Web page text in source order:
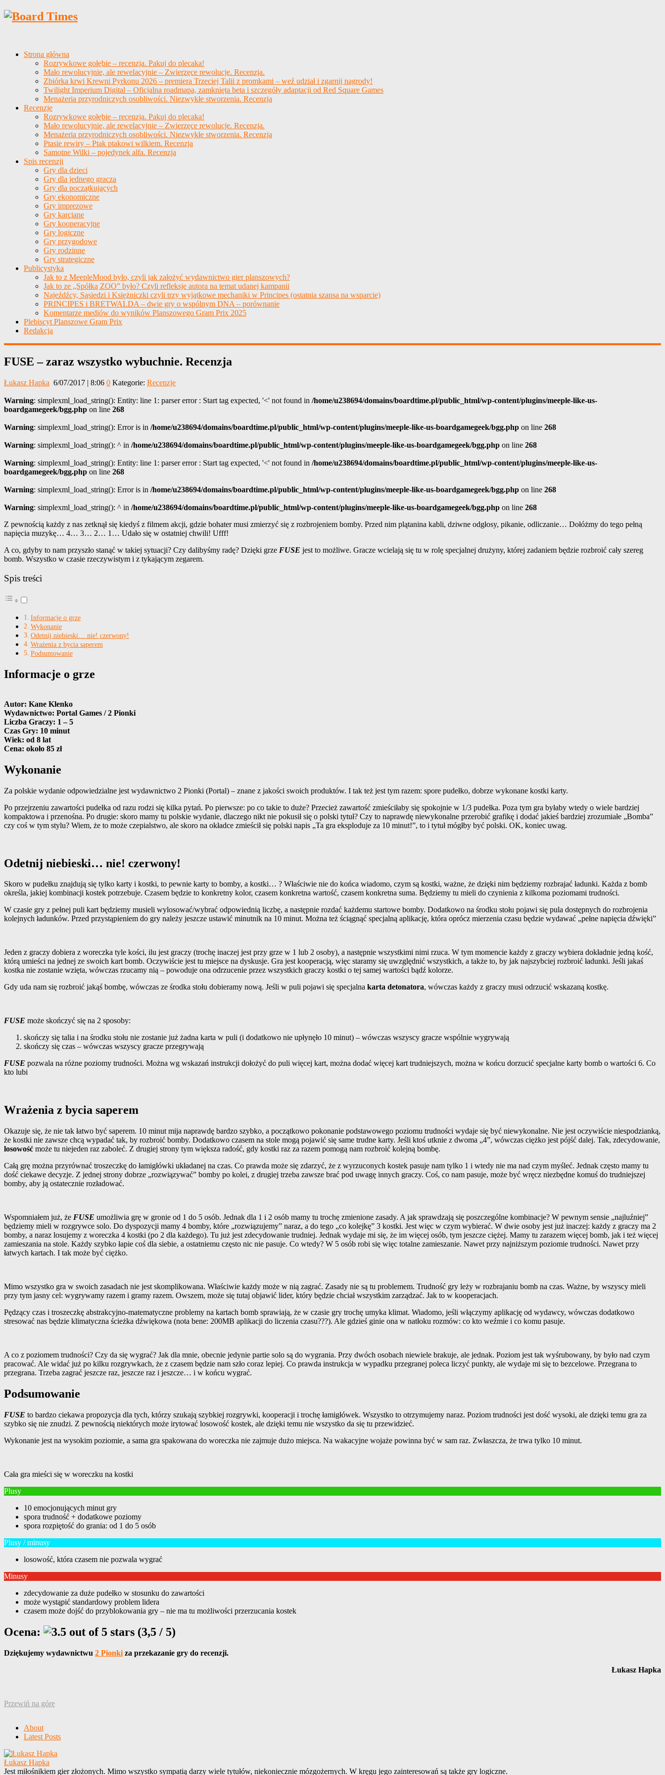
Strona główna
Rozrywkowe gołębie – recenzja. Pakuj do plecaka!
Mało rewolucyjnie, ale rewelacyjnie – Zwierzęce rewolucje. Recenzja.
Zbiórka krwi Krewni Pyrkonu 2026 – premiera Trzeciej Talii z promkami – weź udział i zgarnij nagrody!
Twilight Imperium Digital – Oficjalna roadmapa, zamknięta beta i szczegóły adaptacji od Red Square Games
Menażeria przyrodniczych osobliwości. Niezwykłe stworzenia. Recenzja
Recenzje
Rozrywkowe gołębie – recenzja. Pakuj do plecaka!
Mało rewolucyjnie, ale rewelacyjnie – Zwierzęce rewolucje. Recenzja.
Menażeria przyrodniczych osobliwości. Niezwykłe stworzenia. Recenzja
Ptasie rewiry – Ptak ptakowi wilkiem. Recenzja
Samotne Wilki – pojedynek alfa. Recenzja
Spis recenzji
Gry dla dzieci
Gry dla jednego gracza
Gry dla początkujących
Gry ekonomiczne
Gry imprezowe
Gry karciane
Gry kooperacyjne
Gry logiczne
Gry przygodowe
Gry rodzinne
Gry strategiczne
Publicystyka
Jak to z MeepleMood było, czyli jak założyć wydawnictwo gier planszowych?
Jak to ze „Spółką ZOO” było? Czyli refleksje autora na temat udanej kampanii
Najeźdźcy, Sąsiedzi i Księżniczki czyli trzy wyjątkowe mechaniki w Principes (ostatnia szansa na wsparcie)
PRINCIPES i BRETWALDA – dwie gry o wspólnym DNA – porównanie
Komentarze mediów do wyników Planszowego Gram Prix 2025
Plebiscyt Planszowe Gram Prix
Redakcja
FUSE – zaraz wszystko wybuchnie. Recenzja
Łukasz Hapka 6/07/2017 | 8:06 0 Kategorie: Recenzje
Warning: simplexml_load_string(): Entity: line 1: parser error : Start tag expected, '<' not found in /home/u238694/domains/boardtime.pl/public_html/wp-content/plugins/meeple-like-us-
boardgamegeek/bgg.php on line 268
Warning: simplexml_load_string(): Error is in /home/u238694/domains/boardtime.pl/public_html/wp-content/plugins/meeple-like-us-boardgamegeek/bgg.php on line 268
Warning: simplexml_load_string(): ^ in /home/u238694/domains/boardtime.pl/public_html/wp-content/plugins/meeple-like-us-boardgamegeek/bgg.php on line 268
Warning: simplexml_load_string(): Entity: line 1: parser error : Start tag expected, '<' not found in /home/u238694/domains/boardtime.pl/public_html/wp-content/plugins/meeple-like-us-
boardgamegeek/bgg.php on line 268
Warning: simplexml_load_string(): Error is in /home/u238694/domains/boardtime.pl/public_html/wp-content/plugins/meeple-like-us-boardgamegeek/bgg.php on line 268
Warning: simplexml_load_string(): ^ in /home/u238694/domains/boardtime.pl/public_html/wp-content/plugins/meeple-like-us-boardgamegeek/bgg.php on line 268
Z pewnością każdy z nas zetknął się kiedyś z filmem akcji, gdzie bohater musi zmierzyć się z rozbrojeniem bomby. Przed nim plątanina kabli, dziwne odgłosy, pikanie, odliczanie… Dołóżmy do tego pełną
napięcia muzykę… 4… 3… 2… 1… Udało się w ostatniej chwili! Ufff!
A co, gdyby to nam przyszło stanąć w takiej sytuacji? Czy dalibyśmy radę? Dzięki grze FUSE jest to możliwe. Gracze wcielają się tu w rolę specjalnej drużyny, której zadaniem będzie rozbroić cały szereg
bomb. Wszystko w czasie rzeczywistym i z tykającym zegarem.
Spis treści
Informacje o grze
Wykonanie
Odetnij niebieski… nie! czerwony!
Wrażenia z bycia saperem
Podsumowanie
Informacje o grze
Autor: Kane Klenko
Wydawnictwo: Portal Games / 2 Pionki
Liczba Graczy: 1 – 5
Czas Gry: 10 minut
Wiek: od 8 lat
Cena: około 85 zł
Wykonanie
Za polskie wydanie odpowiedzialne jest wydawnictwo 2 Pionki (Portal) – znane z jakości swoich produktów. I tak też jest tym razem: spore pudełko, dobrze wykonane kostki karty.
Po przejrzeniu zawartości pudełka od razu rodzi się kilka pytań. Po pierwsze: po co takie to duże? Przecież zawartość zmieściłaby się spokojnie w 1/3 pudełka. Poza tym gra byłaby wtedy o wiele bardziej
kompaktowa i przenośna. Po drugie: skoro mamy tu polskie wydanie, dlaczego nikt nie pokusił się o polski tytuł? Czy to naprawdę niewykonalne przerobić grafikę i dodać jakieś bardziej zrozumiałe „Bomba”
czy coś w tym stylu? Wiem, że to może czepialstwo, ale skoro na okładce zmieścił się polski napis „Ta gra eksploduje za 10 minut!”, to i tytuł mógłby być polski. OK, koniec uwag.
Odetnij niebieski… nie! czerwony!
Skoro w pudełku znajdują się tylko karty i kostki, to pewnie karty to bomby, a kostki… ? Właściwie nie do końca wiadomo, czym są kostki, ważne, że dzięki nim będziemy rozbrajać ładunki. Każda z bomb
określa, jakiej kombinacji kostek potrzebuje. Czasem będzie to konkretny kolor, czasem konkretna wartość, czasem konkretna suma. Będziemy tu mieli do czynienia z kilkoma poziomami trudności.
W czasie gry z pełnej puli kart będziemy musieli wylosować/wybrać odpowiednią liczbę, a następnie rozdać każdemu startowe bomby. Dodatkowo na środku stołu pojawi się pula dostępnych do rozbrojenia
kolejnych ładunków. Przed przystąpieniem do gry należy jeszcze ustawić minutnik na 10 minut. Można też ściągnąć specjalną aplikację, która oprócz mierzenia czasu będzie wydawać „pełne napięcia dźwięki”
Jeden z graczy dobiera z woreczka tyle kości, ilu jest graczy (trochę inaczej jest przy grze w 1 lub 2 osoby), a następnie wszystkimi nimi rzuca. W tym momencie każdy z graczy wybiera dokładnie jedną kość,
którą umieści na jednej ze swoich kart bomb. Oczywiście jest tu miejsce na dyskusje. Gra jest kooperacją, więc staramy się uwzględnić wszystkich, a także to, by jak najszybciej rozbroić ładunki. Jeśli jakaś
kostka nie zostanie wzięta, wówczas rzucamy nią – powoduje ona odrzucenie przez wszystkich graczy kostki o tej samej wartości bądź kolorze.
Gdy uda nam się rozbroić jakąś bombę, wówczas ze środka stołu dobieramy nową. Jeśli w puli pojawi się specjalna karta detonatora, wówczas każdy z graczy musi odrzucić wskazaną kostkę.
FUSE może skończyć się na 2 sposoby:
skończy się talia i na środku stołu nie zostanie już żadna karta w puli (i dodatkowo nie upłynęło 10 minut) – wówczas wszyscy gracze wspólnie wygrywają
skończy się czas – wówczas wszyscy gracze przegrywają
FUSE pozwala na różne poziomy trudności. Można wg wskazań instrukcji dołożyć do puli więcej kart, można dodać więcej kart trudniejszych, można w końcu dorzucić specjalne karty bomb o wartości 6. Co
kto lubi
Wrażenia z bycia saperem
Okazuje się, że nie tak łatwo być saperem. 10 minut mija naprawdę bardzo szybko, a początkowo pokonanie podstawowego poziomu trudności wydaje się być niewykonalne. Nie jest oczywiście niespodzianką,
że kostki nie zawsze chcą wypadać tak, by rozbroić bomby. Dodatkowo czasem na stole mogą pojawić się same trudne karty. Jeśli ktoś utknie z dwoma „4”, wówczas ciężko jest pójść dalej. Tak, zdecydowanie,
losowość może tu niejeden raz zaboleć. Z drugiej strony tym większa radość, gdy kostki raz za razem pomogą nam rozbroić kolejną bombę.
Całą grę można przyrównać troszeczkę do łamigłówki układanej na czas. Co prawda może się zdarzyć, że z wyrzuconych kostek pasuje nam tylko 1 i wtedy nie ma nad czym myśleć. Jednak często mamy tu
dość ciekawe decyzje. Z jednej strony dobrze „rozwiązywać” bomby po kolei, z drugiej trzeba zawsze brać pod uwagę innych graczy. Coś, co nam pasuje, może być wręcz niezbędne komuś do trudniejszej
bomby, aby ją ostatecznie rozładować.
Wspomniałem już, że FUSE umożliwia grę w gronie od 1 do 5 osób. Jednak dla 1 i 2 osób mamy tu trochę zmienione zasady. A jak sprawdzają się poszczególne kombinacje? W pewnym sensie „najluźniej”
będziemy mieli w rozgrywce solo. Do dyspozycji mamy 4 bomby, które „rozwiązujemy” naraz, a do tego „co kolejkę” 3 kostki. Jest więc w czym wybierać. W dwie osoby jest już inaczej: każdy z graczy ma 2
bomby, a naraz losujemy z woreczka 4 kostki (po 2 dla każdego). Tu już jest zdecydowanie trudniej. Jednak wydaje mi się, że im więcej osób, tym jeszcze ciężej. Mamy tu zarazem więcej bomb, jak i też więcej
zamieszania na stole. Każdy szybko łapie coś dla siebie, a ostatniemu często nic nie pasuje. Co wtedy? W 5 osób robi się więc totalne zamieszanie. Nawet przy najniższym poziomie trudności. Nawet przy
łatwych kartach. I tak może być ciężko.
Mimo wszystko gra w swoich zasadach nie jest skomplikowana. Właściwie każdy może w nią zagrać. Zasady nie są tu problemem. Trudność gry leży w rozbrajaniu bomb na czas. Ważne, by wszyscy mieli
przy tym jasny cel: wygrywamy razem i gramy razem. Owszem, może się tutaj objawić lider, który będzie chciał wszystkim zarządzać. Jak to w kooperacjach.
Pędzący czas i troszeczkę abstrakcyjno-matematyczne problemy na kartach bomb sprawiają, że w czasie gry trochę umyka klimat. Wiadomo, jeśli włączymy aplikację od wydawcy, wówczas dodatkowo
stresować nas będzie klimatyczna ścieżka dźwiękowa (nota bene: 200MB aplikacji do liczenia czasu???). Ale gdzieś ginie ona w natłoku rozmów: co kto weźmie i co komu pasuje.
A co z poziomem trudności? Czy da się wygrać? Jak dla mnie, obecnie jedynie partie solo są do wygrania. Przy dwóch osobach niewiele brakuje, ale jednak. Poziom jest tak wyśrubowany, by było nad czym
pracować. Ale widać już po kilku rozgrywkach, że z czasem będzie nam szło coraz lepiej. Co prawda instrukcja w wypadku przegranej poleca liczyć punkty, ale wydaje mi się to bezcelowe. Przegrana to
przegrana. Trzeba zagrać jeszcze raz, jeszcze raz i jeszcze… i w końcu wygrać.
Podsumowanie
FUSE to bardzo ciekawa propozycja dla tych, którzy szukają szybkiej rozgrywki, kooperacji i trochę łamigłówek. Wszystko to otrzymujemy naraz. Poziom trudności jest dość wysoki, ale dzięki temu gra za
szybko się nie znudzi. Z pewnością niektórych może irytować losowość kostek, ale dzięki temu nie wszystko da się tu przewidzieć.
Wykonanie jest na wysokim poziomie, a sama gra spakowana do woreczka nie zajmuje dużo miejsca. Na wakacyjne wojaże powinna być w sam raz. Zwłaszcza, że trwa tylko 10 minut.
Cała gra mieści się w woreczku na kostki
Plusy
10 emocjonujących minut gry
spora trudność + dodatkowe poziomy
spora rozpiętość do grania: od 1 do 5 osób
Plusy / minusy
losowość, która czasem nie pozwala wygrać
Minusy
zdecydowanie za duże pudełko w stosunku do zawartości
może wystąpić standardowy problem lidera
czasem może dojść do przyblokowania gry – nie ma tu możliwości przerzucania kostek
Ocena: (3,5 / 5)
Dziękujemy wydawnictwu 2 Pionki za przekazanie gry do recenzji.
Łukasz Hapka
Przewiń na górę
About
Latest Posts
Łukasz Hapka
Jest miłośnikiem gier złożonych. Mimo wszystko sympatią darzy wiele tytułów, niekoniecznie mózgożernych. W kręgu jego zainteresowań są także gry logiczne.